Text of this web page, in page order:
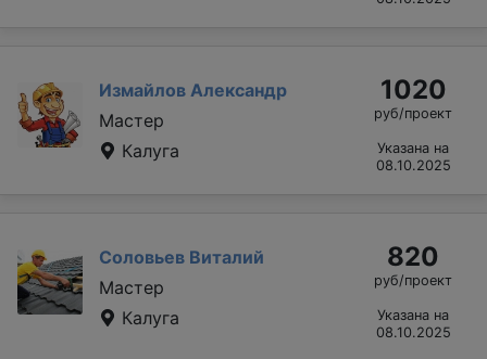
Измайлов Александр
Мастер
Калуга
1020
руб/проект
Указана на
08.10.2025
Соловьев Виталий
Мастер
Калуга
820
руб/проект
Указана на
08.10.2025